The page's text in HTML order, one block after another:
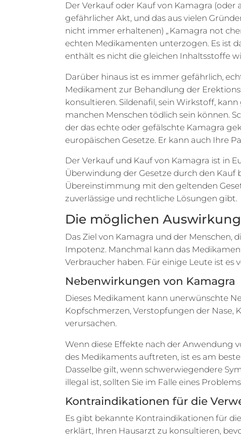
Der Verkauf oder Kauf von Kamagra (oder
gefährlicher Akt, und das aus vielen
nicht immer erhaltenen) „ Kamagra not
echten Medikamenten unterzogen. Es ist
enthält es nicht die gleichen Inhaltsstoffe
Darüber hinaus ist es immer gefährlich,
Medikament zur Behandlung der
konsultieren. Sildenafil, sein Wirkstoff,
manchen Menschen tödlich sein können.
der das echte oder gefälschte Kamagra
europäischen Gesetze. Er kann auch Ihre
Der Verkauf und Kauf von Kamagra ist in
Überwindung der Gesetze durch den Kauf
Übereinstimmung mit den geltenden
zuverlässige und rechtliche Lösungen gibt.
Die möglichen
Das Ziel von Kamagra und der Menschen,
Impotenz. Manchmal kann das
Verbraucher haben. Für einige Leute ist es
Nebenwirkungen von Kamagra
Dieses Medikament kann unerwünschte
Kopfschmerzen, Verstopfungen der Nase,
verursachen.
Wenn diese Effekte nach der Anwendung
des Medikaments auftreten, ist es am
Dasselbe gilt, wenn schwerwiegendere
illegal ist, sollten Sie im Falle eines
Kontraindikationen für die
Es gibt bekannte Kontraindikationen für
erklärt, Ihren Hausarzt zu konsultieren,